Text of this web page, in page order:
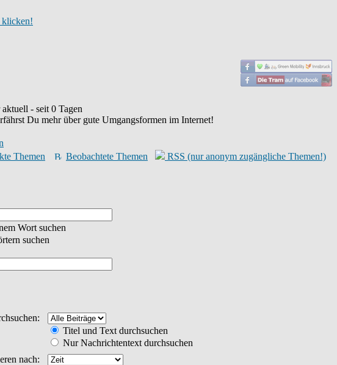
klicken!
- seit 0 Tagen
Du mehr über gute Umgangsformen im Internet!
Themen
Beobachtete Themen RSS (nur anonym zugängliche Themen!)
Wort suchen
suchen
Titel und Text durchsuchen
Nur Nachrichtentext durchsuchen
nach: